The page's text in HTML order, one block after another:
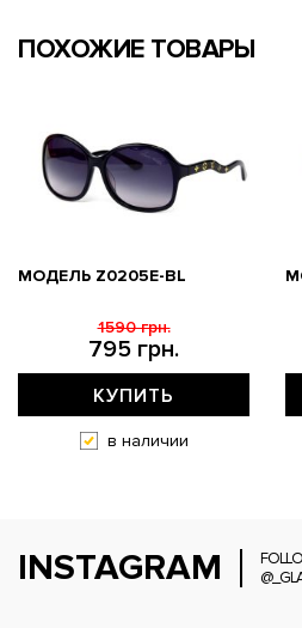
ПОХОЖИЕ ТОВАРЫ
МОДЕЛЬ Z0205E-BL
795 грн.
1590 грн.
КУПИТЬ
в наличии
INSTAGRAM